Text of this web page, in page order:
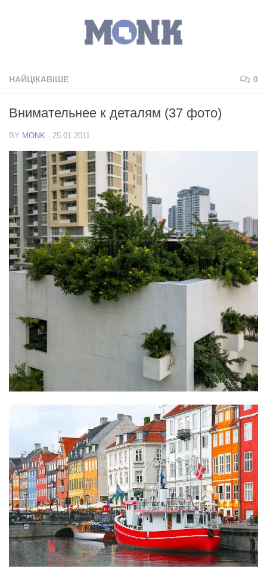
НАЙЦІКАВІШЕ 0
Внимательнее к деталям (37 фото)
BY MONK · 25.01.2011